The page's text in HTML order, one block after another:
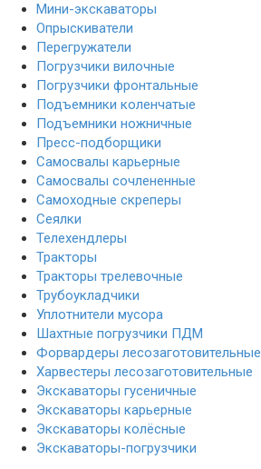
Мини-экскаваторы
Опрыскиватели
Перегружатели
Погрузчики вилочные
Погрузчики фронтальные
Подъемники коленчатые
Подъемники ножничные
Пресс-подборщики
Самосвалы карьерные
Самосвалы сочлененные
Самоходные скреперы
Сеялки
Телехендлеры
Тракторы
Тракторы трелевочные
Трубоукладчики
Уплотнители мусора
Шахтные погрузчики ПДМ
Форвардеры лесозаготовительные
Харвестеры лесозаготовительные
Экскаваторы гусеничные
Экскаваторы карьерные
Экскаваторы колёсные
Экскаваторы-погрузчики